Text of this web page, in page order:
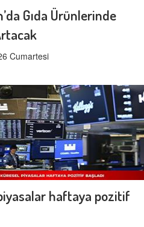
Gıda Ürünlerinde
Cumartesi
haftaya pozitif